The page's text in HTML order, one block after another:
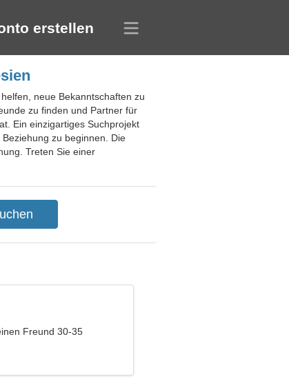
erstellen
neue Bekanntschaften zu
zu finden und Partner für
Ein einzigartiges Suchprojekt
zu beginnen. Die
Treten Sie einer
Freund 30-35